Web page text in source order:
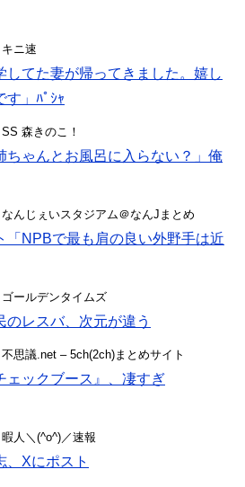
ニ速
してた妻が帰ってきました。嬉し
す」ﾊﾟｼｬ
森きのこ！
ちゃんとお風呂に入らない？」俺
んじぇいスタジアム＠なんJまとめ
「NPBで最も肩の良い外野手は近
ールデンタイムズ
のレスバ、次元が違う
思議.net – 5ch(2ch)まとめサイト
ェックブース』、凄すぎ
人＼(^o^)／速報
、Xにポスト